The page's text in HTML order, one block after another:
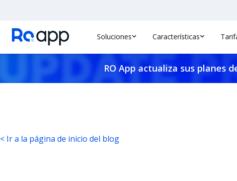
Soluciones Características
RO App actualiza sus planes
< Ir a la página de inicio del blog